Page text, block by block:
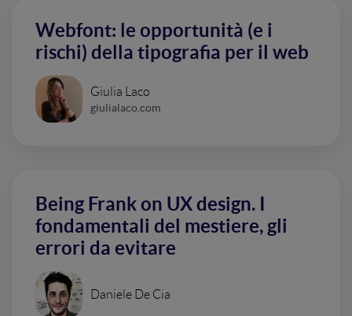
Webfont: le opportunità (e i
rischi) della tipografia per il web
Giulia Laco
giulialaco.com
Being Frank on UX design. I
fondamentali del mestiere, gli
errori da evitare
Daniele De Cia